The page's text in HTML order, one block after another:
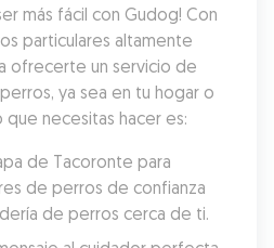
más fácil con Gudog! Con
particulares altamente
ofrecerte un servicio de
ya sea en tu hogar o
necesitas hacer es:
de Tacoronte para
de perros de confianza
de perros cerca de ti.